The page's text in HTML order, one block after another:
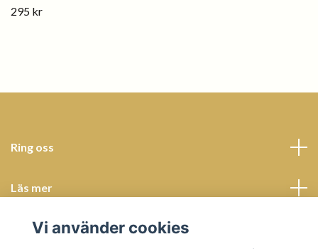
295 kr
Ring oss
Läs mer
Sociala medier
Vi använder cookies